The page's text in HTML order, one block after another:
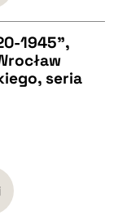
1945",
seria